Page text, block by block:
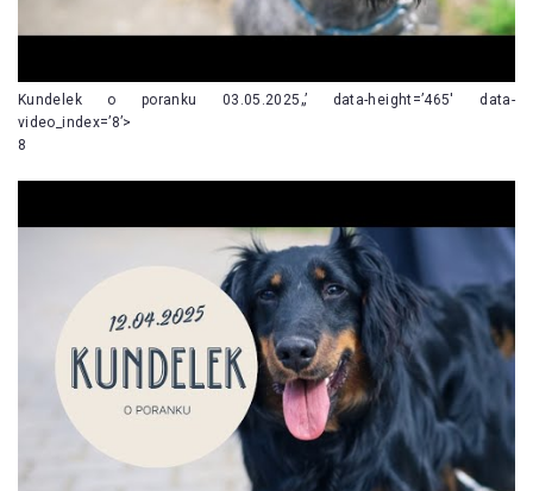
Kundelek o poranku 03.05.2025„’ data-height=’465′ data-
video_index=’8’>
8